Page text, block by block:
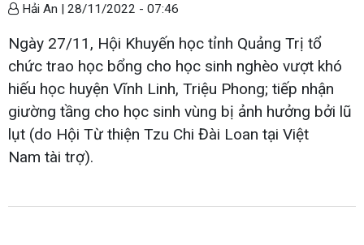
Hải An | 28/11/2022 - 07:46
Ngày 27/11, Hội Khuyến học tỉnh Quảng Trị tổ
chức trao học bổng cho học sinh nghèo vượt khó
hiếu học huyện Vĩnh Linh, Triệu Phong; tiếp nhận
giường tầng cho học sinh vùng bị ảnh hưởng bởi lũ
lụt (do Hội Từ thiện Tzu Chi Đài Loan tại Việt
Nam tài trợ).